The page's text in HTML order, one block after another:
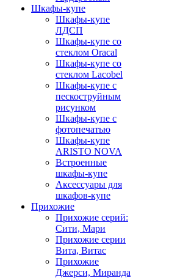
Шкафы-купе
Шкафы-купе
ЛДСП
Шкафы-купе со
стеклом Oracal
Шкафы-купе со
стеклом Lacobel
Шкафы-купе с
пескоструйным
рисунком
Шкафы-купе с
фотопечатью
Шкафы-купе
ARISTO NOVA
Встроенные
шкафы-купе
Аксессуары для
шкафов-купе
Прихожие
Прихожие серий:
Сити, Мари
Прихожие серии
Вита, Витас
Прихожие
Джерси, Миранда